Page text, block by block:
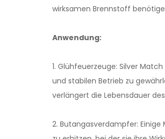
wirksamen Brennstoff
Anwendung:
1. Glühfeuerzeuge: Silver
und stabilen Betrieb zu
verlängert die Lebensdauer
2. Butangasverdampfer: